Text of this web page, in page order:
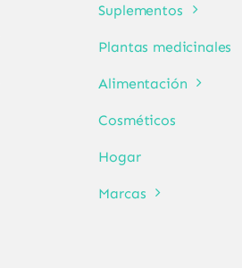
Suplementos
Plantas medicinales
Alimentación
Cosméticos
Hogar
Marcas